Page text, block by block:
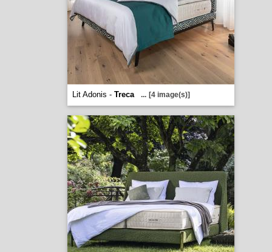
Lit Adonis - Treca ... [4 image(s)]